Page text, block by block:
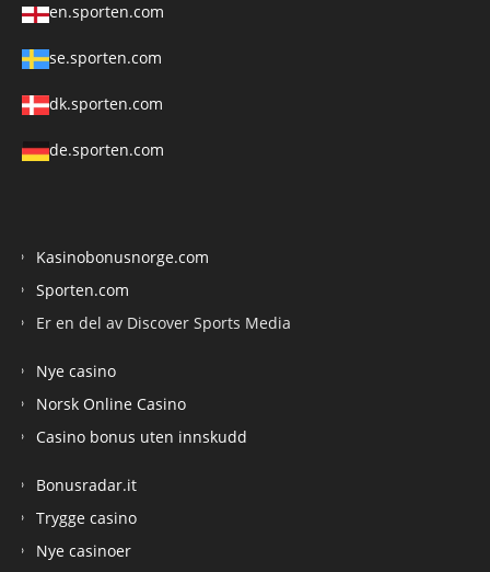
en.sporten.com
se.sporten.com
dk.sporten.com
de.sporten.com
Kasinobonusnorge.com
Sporten.com
Er en del av Discover Sports Media
Nye casino
Norsk Online Casino
Casino bonus uten innskudd
Bonusradar.it
Trygge casino
Nye casinoer